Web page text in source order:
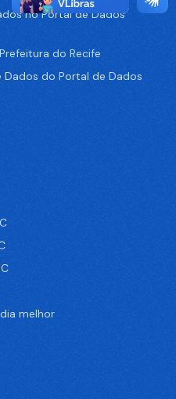
no Portal de Dados
do Recife
do Portal de Dados
melhor